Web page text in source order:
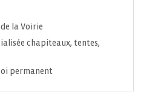
la Voirie
chapiteaux, tentes,
permanent